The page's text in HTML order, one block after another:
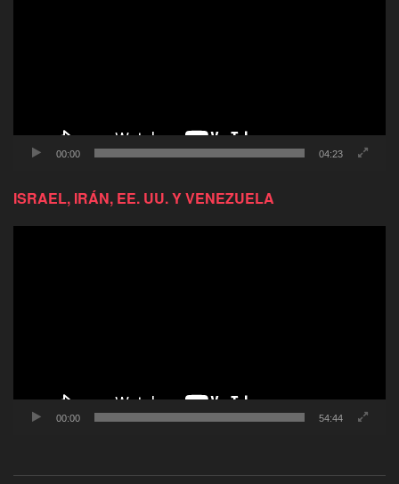
00:00 04:23
ISRAEL, IRÁN, EE. UU. Y VENEZUELA
00:00 54:44